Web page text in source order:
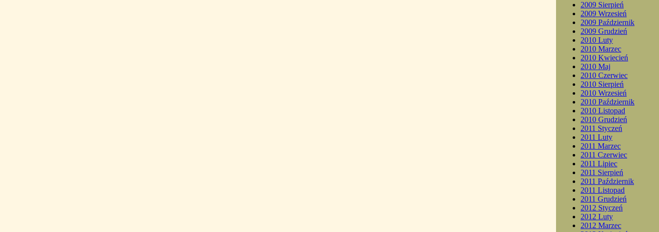
2009 Sierpień
2009 Wrzesień
2009 Październik
2009 Grudzień
2010 Luty
2010 Marzec
2010 Kwiecień
2010 Maj
2010 Czerwiec
2010 Sierpień
2010 Wrzesień
2010 Październik
2010 Listopad
2010 Grudzień
2011 Styczeń
2011 Luty
2011 Marzec
2011 Czerwiec
2011 Lipiec
2011 Sierpień
2011 Październik
2011 Listopad
2011 Grudzień
2012 Styczeń
2012 Luty
2012 Marzec